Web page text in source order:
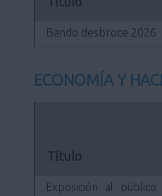
Bando desbroce 2026
ECONOMÍA Y
Título
Exposición al